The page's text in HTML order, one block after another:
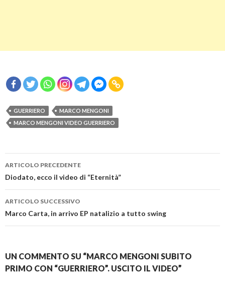
GUERRIERO
MARCO MENGONI
MARCO MENGONI VIDEO GUERRIERO
Navigazione
articolo
ARTICOLO PRECEDENTE
Diodato, ecco il video di “Eternità”
ARTICOLO SUCCESSIVO
Marco Carta, in arrivo EP natalizio a tutto swing
UN COMMENTO SU “MARCO MENGONI SUBITO
PRIMO CON “GUERRIERO”. USCITO IL VIDEO”